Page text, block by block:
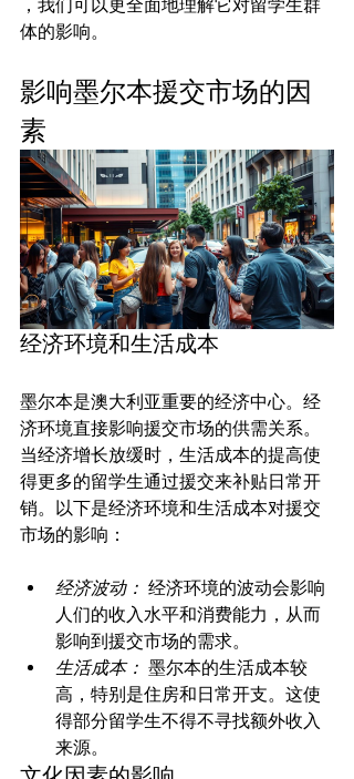
，我们可以更全面地理解它对留学生群
影响墨尔本援交市场的因
素
经济环境和生活成本
墨尔本是澳大利亚重要的经济中心。经
济环境直接影响援交市场的供需关系。
当经济增长放缓时，生活成本的提高使
得更多的留学生通过援交来补贴日常开
销。以下是经济环境和生活成本对援交
经济波动： 经济环境的波动会影响
人们的收入水平和消费能力，从而
影响到援交市场的需求。
生活成本： 墨尔本的生活成本较
高，特别是住房和日常开支。这使
得部分留学生不得不寻找额外收入
来源。